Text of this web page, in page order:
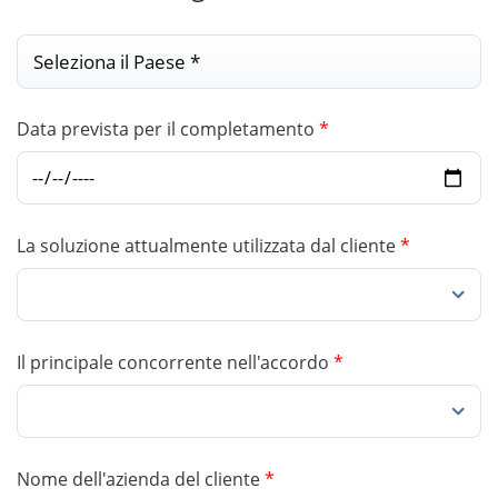
Data prevista per il completamento *
La soluzione attualmente utilizzata dal cliente*
Il principale concorrente nell'accordo *
Nome dell'azienda del cliente*